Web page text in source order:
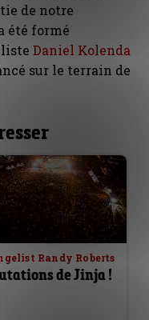
de notre
été formé
Daniel Kolenda
sur le terrain de
Randy Roberts
de Jinja !